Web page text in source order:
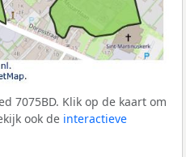
7075BD. Klik op de kaart om
ook de interactieve